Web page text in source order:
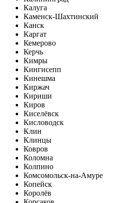
Калуга
Каменск-Шахтинский
Канск
Каргат
Кемерово
Керчь
Кимры
Кингисепп
Кинешма
Киржач
Кириши
Киров
Киселёвск
Кисловодск
Клин
Клинцы
Ковров
Коломна
Колпино
Комсомольск-на-Амуре
Копейск
Королёв